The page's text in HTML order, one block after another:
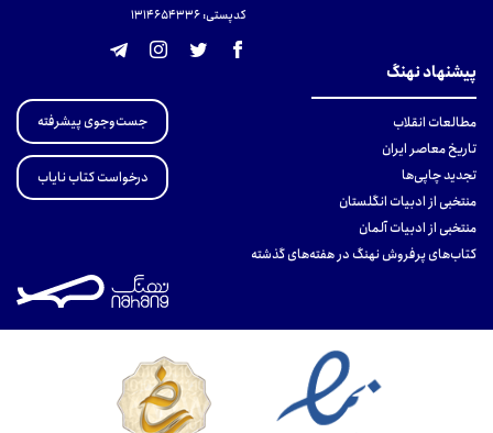
کدپستی: 131465433۶
پیشنهاد نهنگ
مطالعات انقلاب
تاریخ معاصر ایران
تجدید چاپی‌ها
منتخبی از ادبیات انگلستان
منتخبی از ادبیات آلمان
کتاب‌های پرفروش نهنگ در هفته‌های گذشته
جست‌وجوی پیشرفته
درخواست کتاب نایاب